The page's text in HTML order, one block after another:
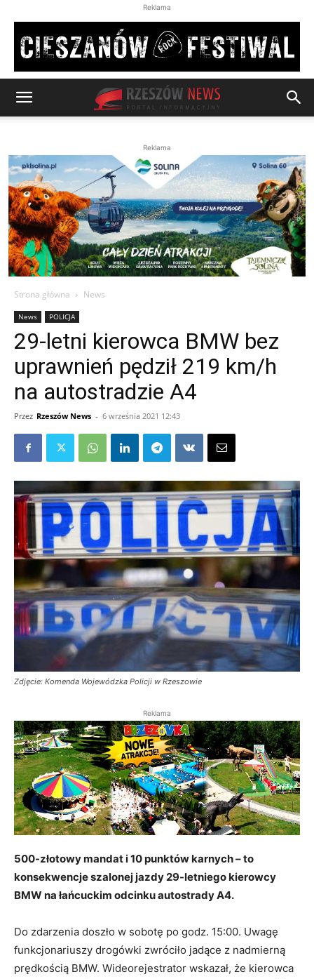
Reklama
Reklama
Strona główna News
News POLICJA
29-letni kierowca BMW bez
uprawnień pędził 219 km/h
na autostradzie A4
Przez Rzeszów News - 6 września 2021 12:43
Zdjęcie: Komenda Wojewódzka Policji w Rzeszowie
Reklama
500-złotowy mandat i 10 punktów karnych – to
konsekwencje szalonej jazdy 29-letniego kierowcy
BMW na łańcuckim odcinku autostrady A4.
Do zdarzenia doszło w sobotę po godz. 15:00. Uwagę
funkcjonariuszy drogówki zwróciło jadące z nadmierną
prędkością BMW. Wideorejestrator wskazał, że kierowca